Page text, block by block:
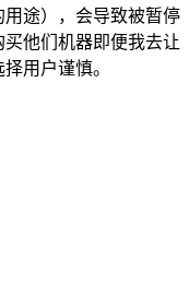
途），会导致被暂停
他们机器即便我去让
用户谨慎。